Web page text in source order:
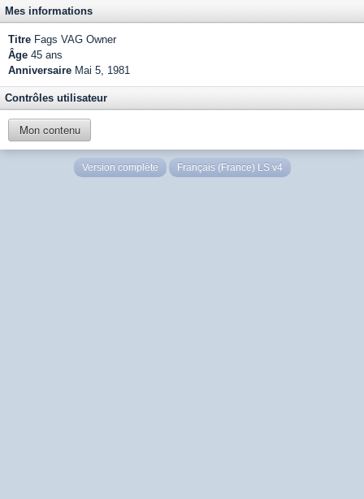
Mes informations
Titre Fags VAG Owner
Âge 45 ans
Anniversaire Mai 5, 1981
Contrôles utilisateur
Mon contenu
Version complète Français (France) LS v4